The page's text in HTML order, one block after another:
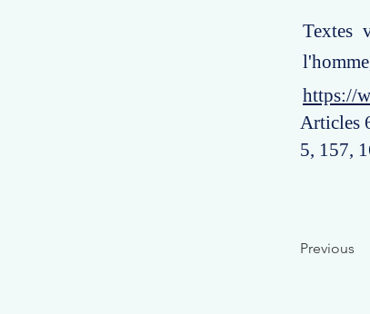
Textes
https://
Articles
5, 157,
Previous